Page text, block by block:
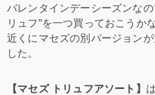
バレンタインデーシーズンな
リュフ”を一つ買っておこうか
近くにマセズの別バージョン
した。
【マセズ トリュフアソート】